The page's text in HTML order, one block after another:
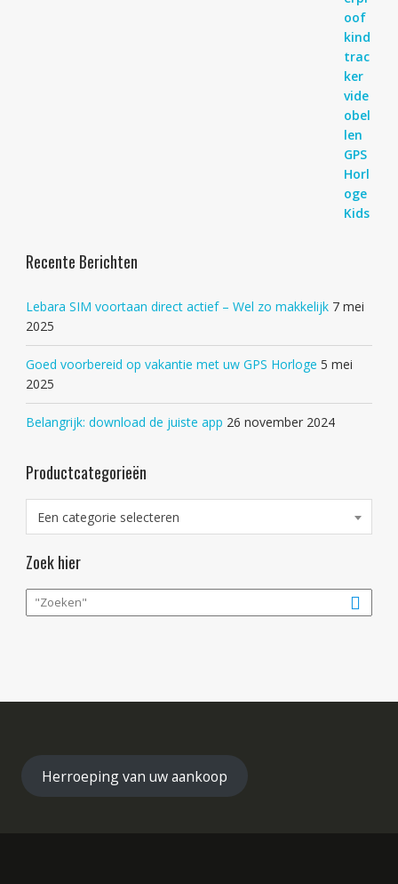
Recente Berichten
Lebara SIM voortaan direct actief – Wel zo makkelijk 7 mei
2025
Goed voorbereid op vakantie met uw GPS Horloge 5 mei
2025
Belangrijk: download de juiste app 26 november 2024
Productcategorieën
Een categorie selecteren
Zoek hier
Herroeping van uw aankoop